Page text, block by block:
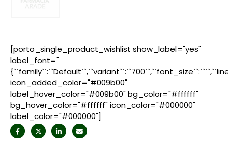
[porto_single_product_wishlist show_label="yes"
label_font="
icon_added_color="#009b00"
label_hover_color="#009b00" bg_color="#ffffff"
bg_hover_color="#ffffff" icon_color="#000000"
label_color="#000000"]